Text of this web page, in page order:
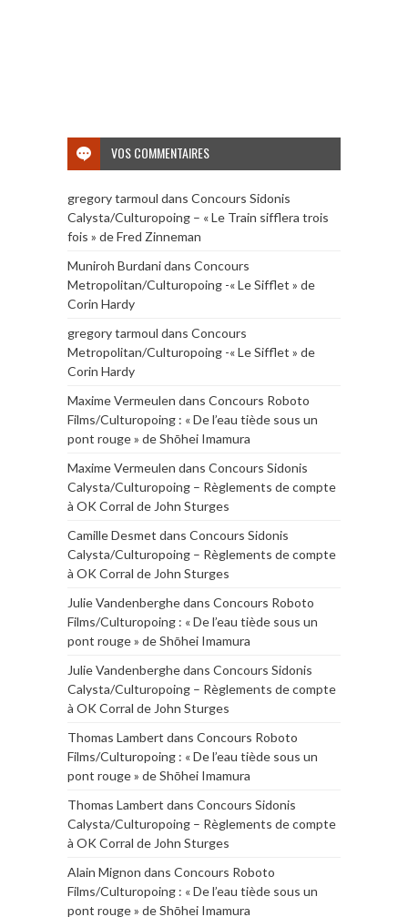
VOS COMMENTAIRES
gregory tarmoul dans Concours Sidonis
Calysta/Culturopoing – « Le Train sifflera trois
fois » de Fred Zinneman
Muniroh Burdanidans Concours
Metropolitan/Culturopoing -« Le Sifflet » de
Corin Hardy
gregory tarmoul dans Concours
Metropolitan/Culturopoing -« Le Sifflet » de
Corin Hardy
Maxime Vermeulen dans Concours Roboto
Films/Culturopoing : « De l’eau tiède sous un
pont rouge » de Shōhei Imamura
Maxime Vermeulen dans Concours Sidonis
Calysta/Culturopoing – Règlements de compte
à OK Corral de John Sturges
Camille Desmet dans Concours Sidonis
Calysta/Culturopoing – Règlements de compte
à OK Corral de John Sturges
Julie Vandenberghedans Concours Roboto
Films/Culturopoing : « De l’eau tiède sous un
pont rouge » de Shōhei Imamura
Julie Vandenberghedans Concours Sidonis
Calysta/Culturopoing – Règlements de compte
à OK Corral de John Sturges
Thomas Lambert dans Concours Roboto
Films/Culturopoing : « De l’eau tiède sous un
pont rouge » de Shōhei Imamura
Thomas Lambert dans Concours Sidonis
Calysta/Culturopoing – Règlements de compte
à OK Corral de John Sturges
Alain Mignon dans Concours Roboto
Films/Culturopoing : « De l’eau tiède sous un
pont rouge » de Shōhei Imamura